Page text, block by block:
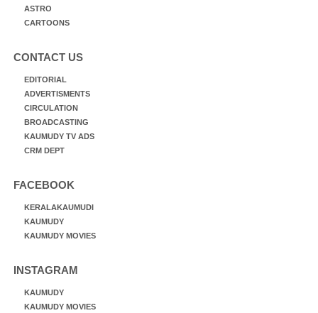
ASTRO
CARTOONS
CONTACT US
EDITORIAL
ADVERTISMENTS
CIRCULATION
BROADCASTING
KAUMUDY TV ADS
CRM DEPT
FACEBOOK
KERALAKAUMUDI
KAUMUDY
KAUMUDY MOVIES
INSTAGRAM
KAUMUDY
KAUMUDY MOVIES